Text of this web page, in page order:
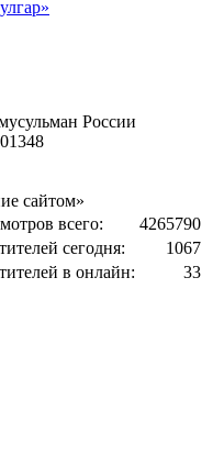
России
сайтом»
всего:
4265790
сегодня:
1067
в онлайн:
33